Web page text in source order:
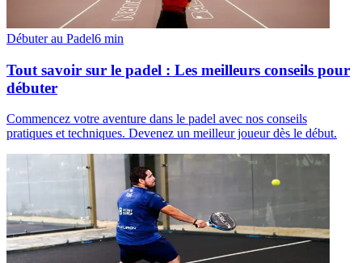
Débuter au Padel6 min
Tout savoir sur le padel : Les meilleurs conseils pour
débuter
Commencez votre aventure dans le padel avec nos conseils
pratiques et techniques. Devenez un meilleur joueur dès le début.